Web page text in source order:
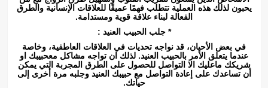
يحبون لذلك هذه العملية تتطلب فهمًا عميقًا للعلاقات الإنسانية والطرق
الفعالة لبناء علاقة قوية ومستدامة.
* جلب الحبيب العنيد :
في بعض الأحيان، قد نواجه تحديات في العلاقات العاطفية، وخاصة
عندما يتعلق الأمر بالحبيب العنيد. لذلك ان تواجه مشاكل معحبيبك او
شريكك ماعليك الا التواصل للحصول على الطرق المجربة التي يمكن
أن تساعدك على إعادة التواصل مع حبيبك العنيد وجلبه مرة أخرى إلى
حياتك.